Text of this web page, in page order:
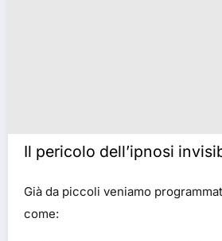
Il pericolo dell’ipnosi
Già da piccoli veniamo
come: